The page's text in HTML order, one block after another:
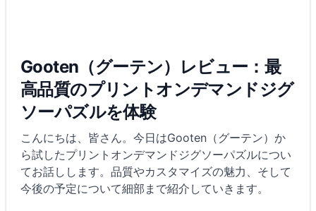
Gooten（グーテン）レビュー：最
高品質のプリントオンデマンドジグ
ソーパズルを体験
こんにちは、皆さん。今日はGooten（グーテン）か
ら試したプリントオンデマンドジグソーパズルについ
てお話しします。品質やカスタマイズの魅力、そして
今後の予定について細部まで紹介していきます。